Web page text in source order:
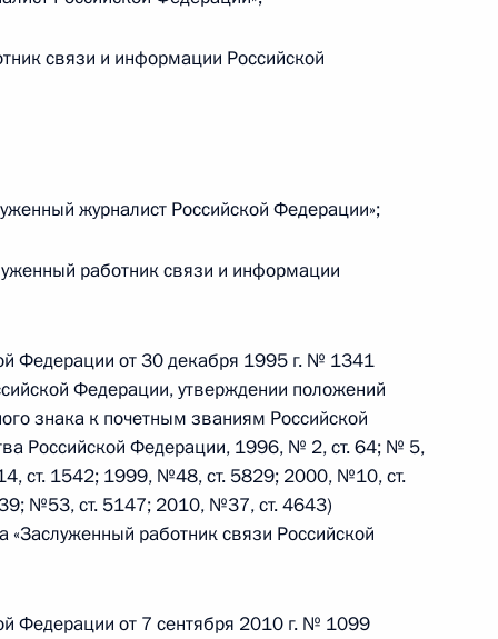
второй Гражданского кодекса
о внесении изменений в Соглашение
товаров в СНГ
направленные на уточнение порядка
связи и информации Российской
журналист Российской Федерации»;
работник связи и информации
Федерации от 30 декабря 1995 г. № 1341
Федерации, утверждении положений
знака к почетным званиям Российской
Российской Федерации, 1996, № 2, ст. 64; № 5,
ст. 1542; 1999, №48, ст. 5829; 2000, №10, ст.
№53, ст. 5147; 2010, №37, ст. 4643)
работник связи Российской
Федерации от 7 сентября 2010 г. № 1099